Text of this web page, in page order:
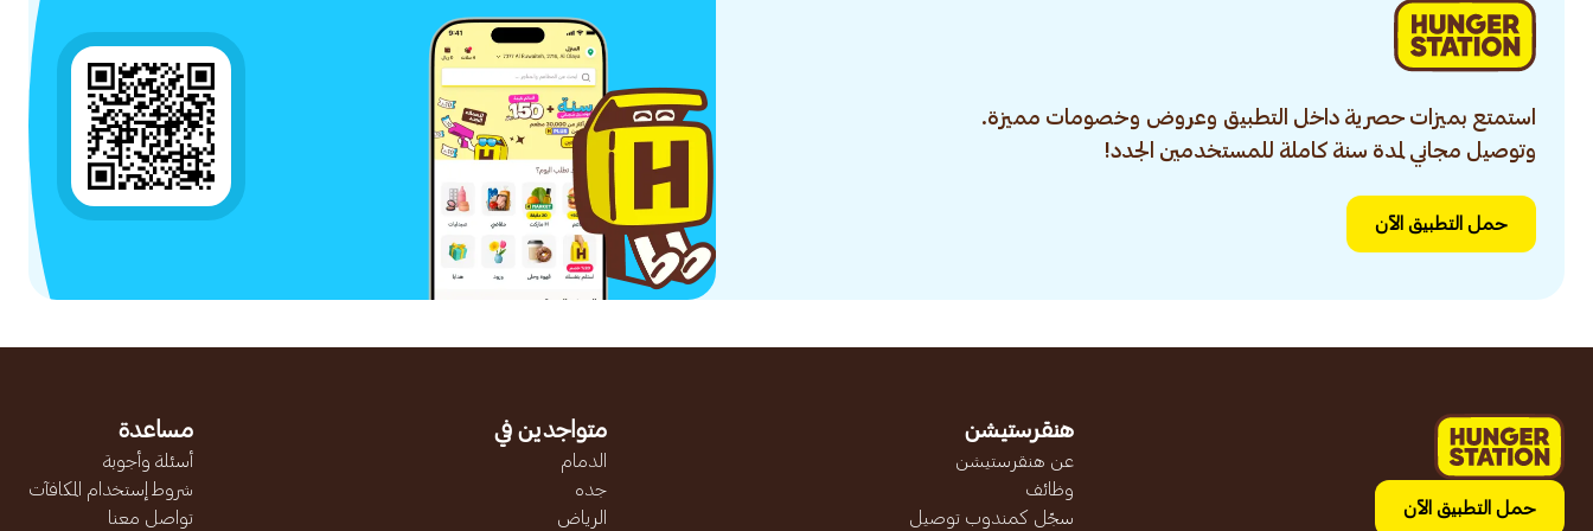
استمتع بميزات حصرية داخل التطبيق وعروض وخصومات مميزة.
وتوصيل مجاني لمدة سنة كاملة للمستخدمين الجدد!
حمل التطبيق الآن
حمل التطبيق الآن
هنقرستيشن
عن هنقرستيشن
وظائف
سجّل كمندوب توصيل
متواجدين في
الدمام
جده
الرياض
مساعدة
أسئلة وأجوبة
شروط إستخدام المكافآت
تواصل معنا